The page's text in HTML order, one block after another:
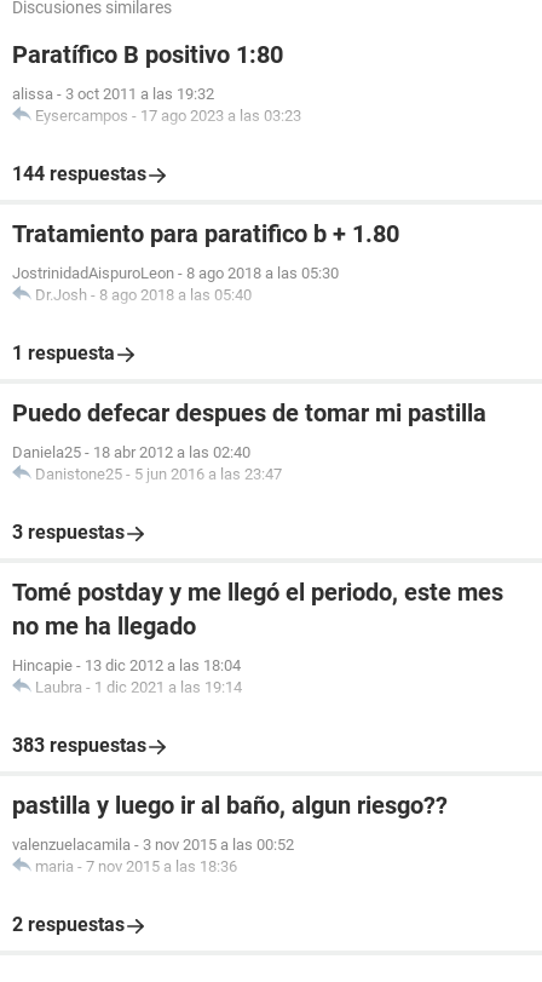
Discusiones similares
Paratífico B positivo 1:80
alissa - 3 oct 2011 a las 19:32
Eysercampos - 17 ago 2023 a las 03:23
144 respuestas
Tratamiento para paratifico b + 1.80
JostrinidadAispuroLeon - 8 ago 2018 a las 05:30
Dr.Josh - 8 ago 2018 a las 05:40
1 respuesta
Puedo defecar despues de tomar mi pastilla
Daniela25 - 18 abr 2012 a las 02:40
Danistone25 - 5 jun 2016 a las 23:47
3 respuestas
Tomé postday y me llegó el periodo, este mes
no me ha llegado
Hincapie - 13 dic 2012 a las 18:04
Laubra - 1 dic 2021 a las 19:14
383 respuestas
pastilla y luego ir al baño, algun riesgo??
valenzuelacamila - 3 nov 2015 a las 00:52
maria - 7 nov 2015 a las 18:36
2 respuestas